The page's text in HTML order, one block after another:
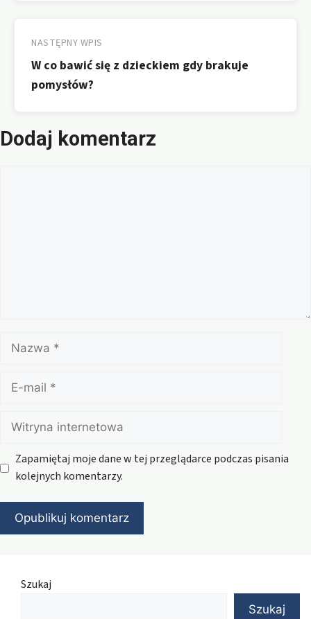
NASTĘPNY WPIS
W co bawić się z dzieckiem gdy brakuje
pomysłów?
Dodaj komentarz
Nazwa
mail
Witryna
internetowa
Zapamiętaj moje dane w tej przeglądarce podczas pisania
kolejnych komentarzy.
Szukaj
Szukaj